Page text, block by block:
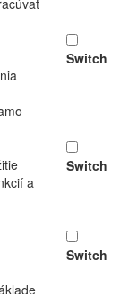
Switch
a
Switch
Switch